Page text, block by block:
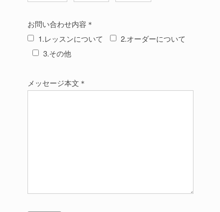
お問い合わせ内容＊
1.レッスンについて
2.オーダーについて
3.その他
メッセージ本文＊